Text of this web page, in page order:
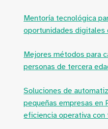
Mentoría tecnológica
oportunidades digitales
Mejores métodos para
personas de tercera
Soluciones de
pequeñas empresas en
eficiencia operativa